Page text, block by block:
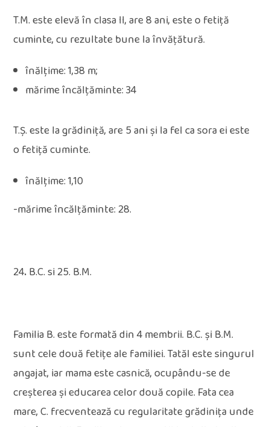
T.M. este elevă în clasa II, are 8 ani, este o fetiță
cuminte, cu rezultate bune la învățătură.
înălţime: 1,38 m;
mărime încălţăminte: 34
T.Ș. este la grădiniță, are 5 ani și la fel ca sora ei este
o fetiță cuminte.
înălţime: 1,10
-mărime încălţăminte: 28.
24.B.C. si 25. B.M.
Familia B. este formată din 4 membrii. B.C. și B.M.
sunt cele două fetițe ale familiei. Tatăl este singurul
angajat, iar mama este casnică, ocupându-se de
creșterea și educarea celor două copile. Fata cea
mare, C. frecventează cu regularitate grădinița unde